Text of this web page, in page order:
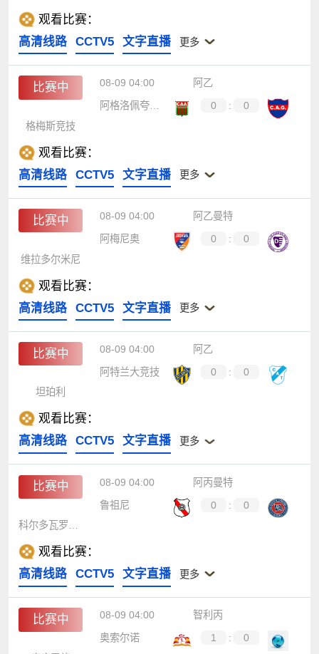
观看比赛：
高清线路
CCTV5 文字直播 更多
比赛中 08-09 04:00
阿乙
阿格洛佩夸里奥
0 :
0
格梅斯竞技
观看比赛：
高清线路
CCTV5 文字直播 更多
比赛中 08-09 04:00
阿乙曼特
阿梅尼奥
0 :
0
维拉多尔米尼
观看比赛：
高清线路
CCTV5 文字直播 更多
比赛中 08-09 04:00
阿乙
阿特兰大竞技
0 :
0
坦珀利
观看比赛：
高清线路
CCTV5 文字直播 更多
比赛中 08-09 04:00
阿丙曼特
鲁祖尼
0 :
0
科尔多瓦罗萨中央
观看比赛：
高清线路
CCTV5 文字直播 更多
比赛中 08-09 04:00
智利丙
奥索尔诺
1 :
0